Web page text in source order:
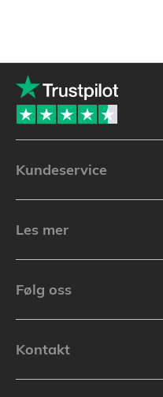
Kundeservice
Les mer
Følg oss
Kontakt